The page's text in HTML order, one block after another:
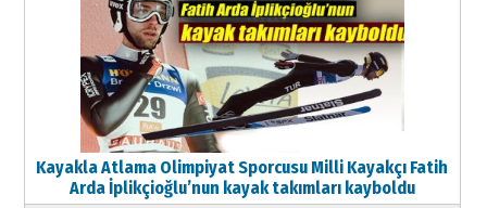
Kayakla Atlama Olimpiyat Sporcusu Milli Kayakçı Fatih
Arda İplikçioğlu’nun kayak takımları kayboldu